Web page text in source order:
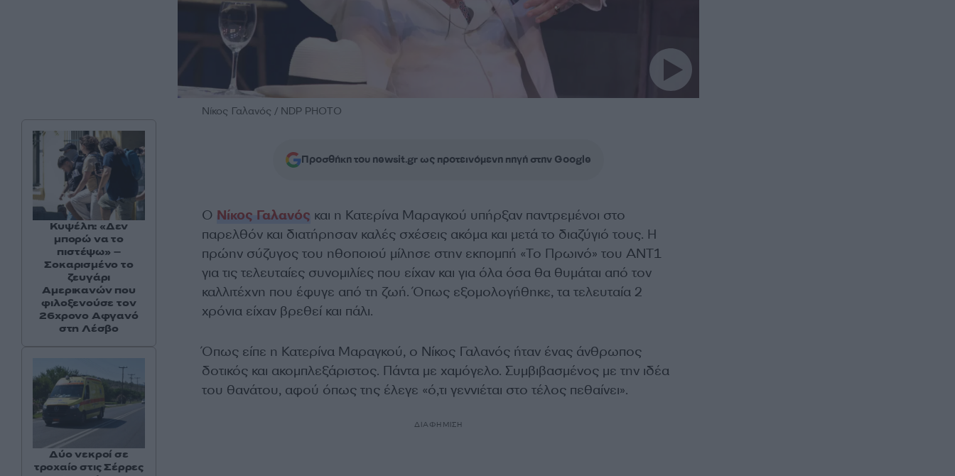
Νίκος Γαλανός / NDP PHOTO
Προσθήκη του newsit.gr ως προτεινόμενη πηγή στην Google
Ο Νίκος Γαλανός και η Κατερίνα Μαραγκού υπήρξαν παντρεμένοι στο
παρελθόν και διατήρησαν καλές σχέσεις ακόμα και μετά το διαζύγιό τους. Η
πρώην σύζυγος του ηθοποιού μίλησε στην εκπομπή «Το Πρωινό» του ΑΝΤ1
για τις τελευταίες συνομιλίες που είχαν και για όλα όσα θα θυμάται από τον
καλλιτέχνη που έφυγε από τη ζωή. Όπως εξομολογήθηκε, τα τελευταία 2
χρόνια είχαν βρεθεί και πάλι.
Όπως είπε η Κατερίνα Μαραγκού, ο Νίκος Γαλανός ήταν ένας άνθρωπος
δοτικός και ακομπλεξάριστος. Πάντα με χαμόγελο. Συμβιβασμένος με την ιδέα
του θανάτου, αφού όπως της έλεγε «ό,τι γεννιέται στο τέλος πεθαίνει».
ΔΙΑΦΗΜΙΣΗ
Κυψέλη: «Δεν
μπορώ να το
πιστέψω» –
Σοκαρισμένο το
ζευγάρι
Αμερικανών που
φιλοξενούσε τον
26χρονο Αφγανό
στη Λέσβο
Δύο νεκροί σε
τροχαίο στις Σέρρες